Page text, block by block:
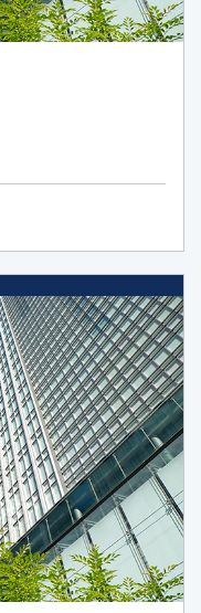
合
企業が提供す
動を行って
る広告効果を
、お客様の個
の個人を識別
該加工したデ
当該企業の外
する制度、当
のための措置
べき情報は、
リカ合衆国 カ